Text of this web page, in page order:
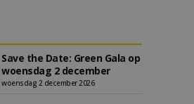
Save the Date: Green Gala op
woensdag 2 december
woensdag 2 december 2026